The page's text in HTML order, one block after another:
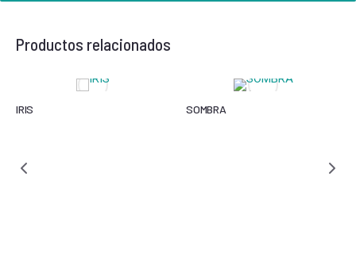
Productos relacionados
IRIS SOMBRA